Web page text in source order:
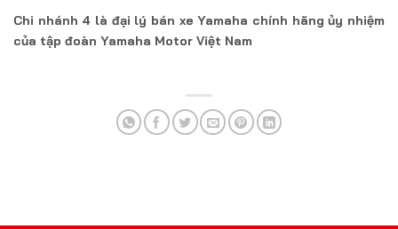
Chi nhánh 4 là đại lý bán xe Yamaha chính hãng ủy nhiệm
của tập đoàn Yamaha Motor Việt Nam